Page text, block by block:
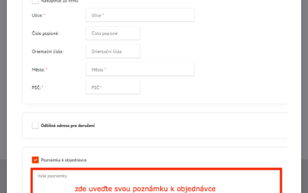
FacebookTwitterBlueskyPinterestReddit
Potřebujete poradit s objednávkou?